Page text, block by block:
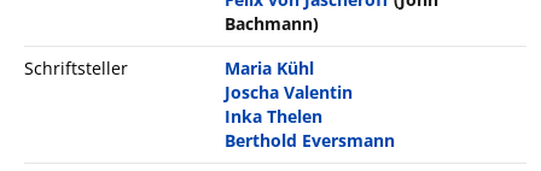
Bachmann)
Schriftsteller
Maria Kühl
Joscha Valentin
Inka Thelen
Berthold Eversmann